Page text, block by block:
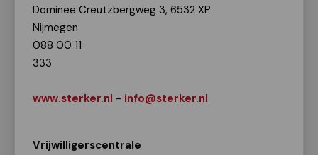
Dominee Creutzbergweg 3, 6532 XP
Nijmegen
088 00 11
333
www.sterker.nl - info@sterker.nl
Vrijwilligerscentrale